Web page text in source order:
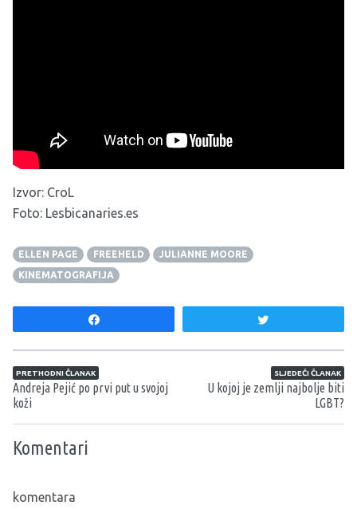
2008. dobio Oscara za najbolji kratki dokumentarni film,
čiji trailer možete pogledati ispod.
Izvor: CroL
Foto: Lesbicanaries.es
ELLEN PAGE FREEHELD
JULIANNE MOORE
KINEMATOGRAFIJA
Navigacija članaka
PRETHODNI ČLANAK
Andreja Pejić po prvi put u svojoj
koži
SLJEDEĆI ČLANAK
U kojoj je zemlji najbolje biti
LGBT?
Komentari
komentara